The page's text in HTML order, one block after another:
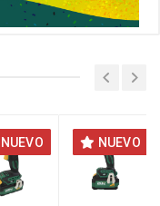
NUEVO NUEVO